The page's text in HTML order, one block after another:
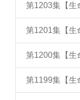
第1203集【生
第1201集【生
第1200集【生
第1199集【生